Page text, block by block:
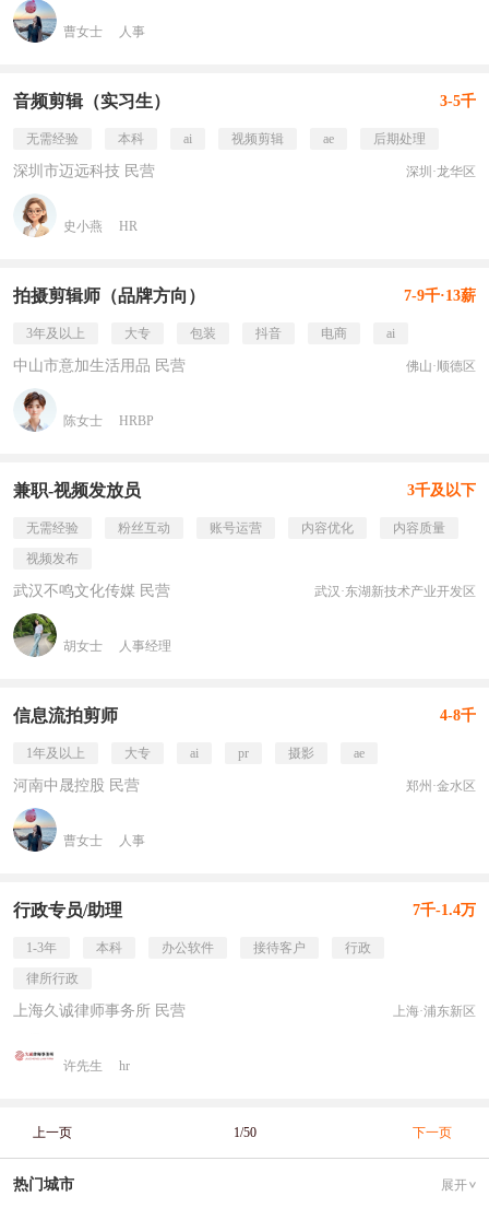
曹女士 人事
音频剪辑（实习生） 3-5千
无需经验 本科 ai 视频剪辑 ae 后期处理
深圳市迈远科技 民营 深圳·龙华区
史小燕 HR
拍摄剪辑师（品牌方向） 7-9千·13薪
3年及以上 大专 包装 抖音 电商 ai
中山市意加生活用品 民营 佛山·顺德区
陈女士 HRBP
兼职-视频发放员 3千及以下
无需经验 粉丝互动 账号运营 内容优化
内容质量
视频发布
武汉不鸣文化传媒 民营 武汉·东湖新技术产业开发区
胡女士 人事经理
信息流拍剪师 4-8千
1年及以上 大专 ai pr 摄影 ae
河南中晟控股 民营 郑州·金水区
曹女士 人事
行政专员/助理 7千-1.4万
1-3年 本科 办公软件 接待客户
行政
律所行政
上海久诚律师事务所 民营 上海·浦东新区
许先生 hr
上一页 1/50 下一页
热门城市 展开